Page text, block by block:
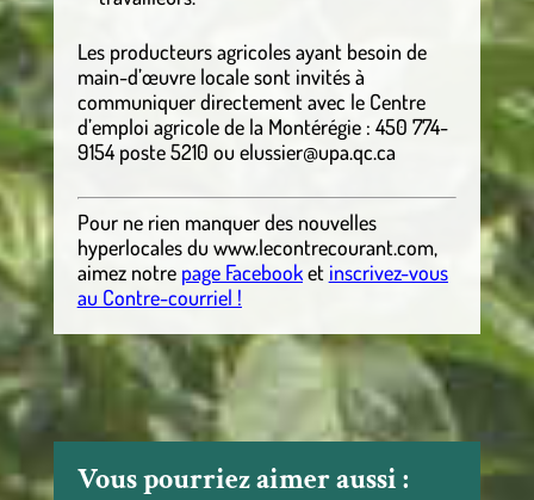
Les producteurs agricoles ayant besoin de
main-d’œuvre locale sont invités à
communiquer directement avec le Centre
d’emploi agricole de la Montérégie : 450 774-
9154 poste 5210 ou elussier@upa.qc.ca
Pour ne rien manquer des nouvelles
hyperlocalesdu www.lecontrecourant.com,
aimez notre page Facebooket inscrivez-vous
au Contre-courriel !
Vous pourriez aimer aussi :